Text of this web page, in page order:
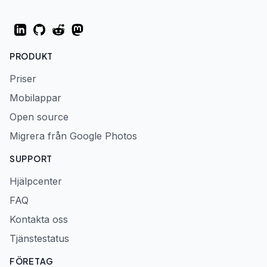
LinkedInGitHubRedditMastodon
PRODUKT
Priser
Mobilappar
Open source
Migrera från Google Photos
SUPPORT
Hjälpcenter
FAQ
Kontakta oss
Tjänstestatus
FÖRETAG